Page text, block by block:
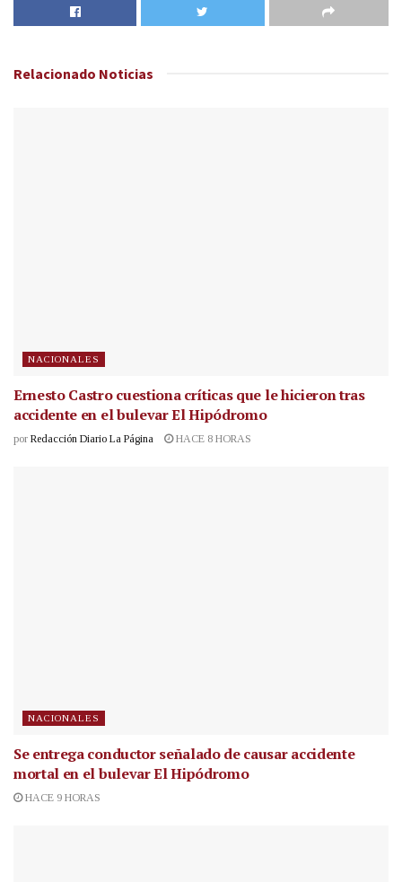
Relacionado Noticias
NACIONALES
Ernesto Castro cuestiona críticas que le hicieron tras
accidente en el bulevar El Hipódromo
por Redacción Diario La Página HACE 8 HORAS
NACIONALES
Se entrega conductor señalado de causar accidente
mortal en el bulevar El Hipódromo
HACE 9 HORAS